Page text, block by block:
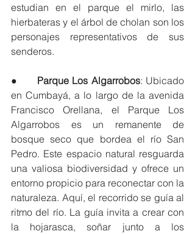
estudian en el parque el mirlo, las
hierbateras y el árbol de cholan son los
personajes representativos de sus
senderos.
● Parque Los Algarrobos: Ubicado
en Cumbayá, a lo largo de la avenida
Francisco Orellana, el Parque Los
Algarrobos es un remanente de
bosque seco que bordea el río San
Pedro. Este espacio natural resguarda
una valiosa biodiversidad y ofrece un
entorno propicio para reconectar con la
naturaleza. Aquí, el recorrido se guía al
ritmo del río. La guía invita a crear con
la hojarasca, soñar junto a los